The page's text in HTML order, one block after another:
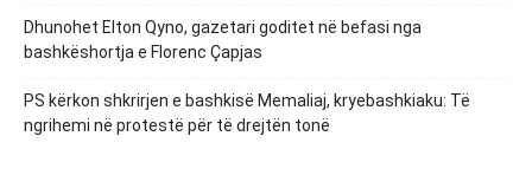
Dhunohet Elton Qyno, gazetari goditet në befasi nga
bashkëshortja e Florenc Çapjas
PS kërkon shkrirjen e bashkisë Memaliaj, kryebashkiaku: Të
ngrihemi në protestë për të drejtën tonë